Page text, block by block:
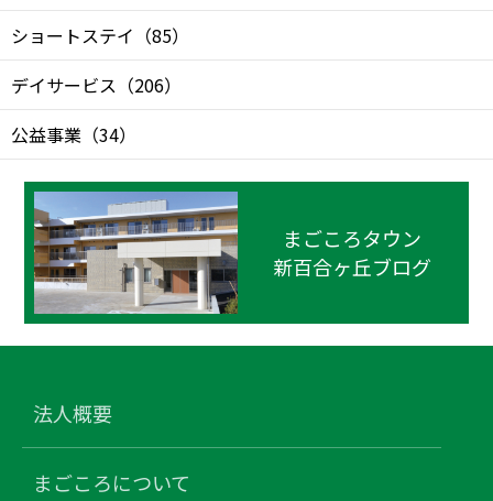
ショートステイ （85）
デイサービス （206）
公益事業 （34）
まごころタウン
新百合ヶ丘ブログ
法人概要
まごころについて